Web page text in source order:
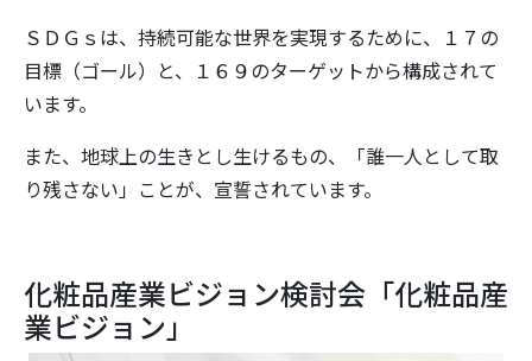
ＳＤＧｓは、持続可能な世界を実現するために、１７の
目標（ゴール）と、１６９のターゲットから構成されて
います。
また、地球上の生きとし生けるもの、「誰一人として取
り残さない」ことが、宣誓されています。
化粧品産業ビジョン検討会「化粧品産
業ビジョン」